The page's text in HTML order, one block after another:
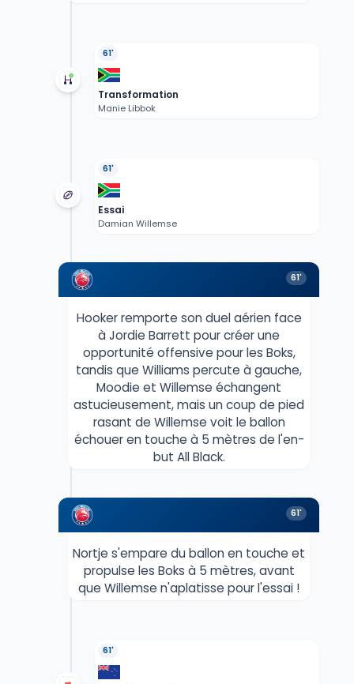
61'
Transformation
Manie Libbok
61'
Essai
Damian Willemse
61'
Hooker remporte son duel aérien face
à Jordie Barrett pour créer une
opportunité offensive pour les Boks,
tandis que Williams percute à gauche,
Moodie et Willemse échangent
astucieusement, mais un coup de pied
rasant de Willemse voit le ballon
échouer en touche à 5 mètres de l'en-
but All Black.
61'
Nortje s'empare du ballon en touche et
propulse les Boks à 5 mètres, avant
que Willemse n'aplatisse pour l'essai !
61'